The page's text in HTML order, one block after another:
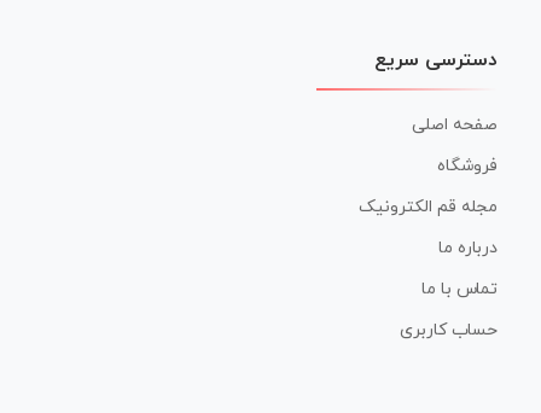
دسترسی سریع
صفحه اصلی
فروشگاه
مجله قم الکترونیک
درباره ما
تماس با ما
حساب کاربری